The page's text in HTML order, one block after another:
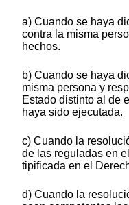
a) Cuando se haya
contra la misma
hechos.
b) Cuando se haya
misma persona y
Estado distinto al de
haya sido ejecutada.
c) Cuando la
de las reguladas en
tipificada en el
d) Cuando la